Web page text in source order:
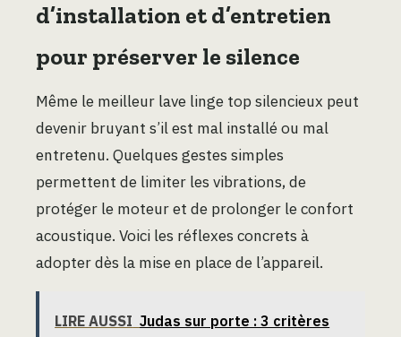
d’installation et d’entretien
pour préserver le silence
Même le meilleur lave linge top silencieux peut
devenir bruyant s’il est mal installé ou mal
entretenu. Quelques gestes simples
permettent de limiter les vibrations, de
protéger le moteur et de prolonger le confort
acoustique. Voici les réflexes concrets à
adopter dès la mise en place de l’appareil.
LIRE AUSSI Judas sur porte : 3 critères